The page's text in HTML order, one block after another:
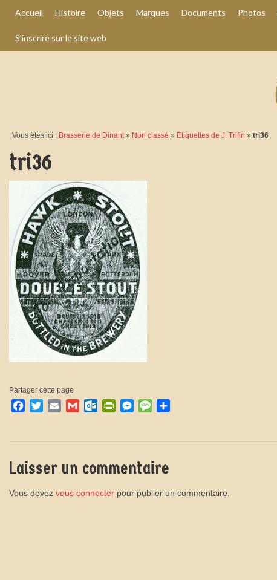
Accueil Histoire Objets Marques Documents Photos
S’inscrire sur le site web
Vous êtes ici : Brasserie de Dinant» Non classé » Étiquettes de J. Trifin » tri36
tri36
Partager cette page
Facebook
TwitterEmail GmailOutlook.com
PrintFriendly
Messenger
Message
Laisser un commentaire
Vous devez vous connecter pour publier un commentaire.